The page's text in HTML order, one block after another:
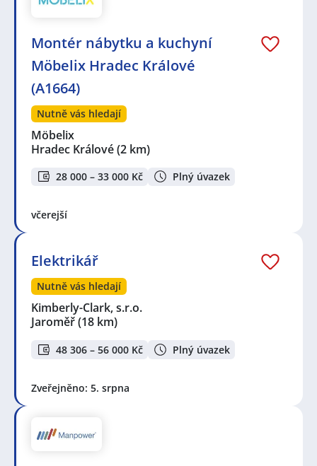
Montér nábytku a kuchyní
Möbelix Hradec Králové
(A1664)
Nutně vás hledají
Möbelix
Hradec Králové(2 km)
28 000 – 33 000 Kč Plný úvazek
včerejší
Elektrikář
Nutně vás hledají
Kimberly-Clark, s.r.o.
Jaroměř(18 km)
48 306 – 56 000 Kč Plný úvazek
Zveřejněno: 5. srpna